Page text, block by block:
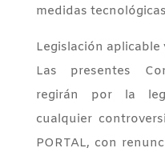
medidas
Legislación aplicable
Las presentes
regirán por la
cualquier
PORTAL, con